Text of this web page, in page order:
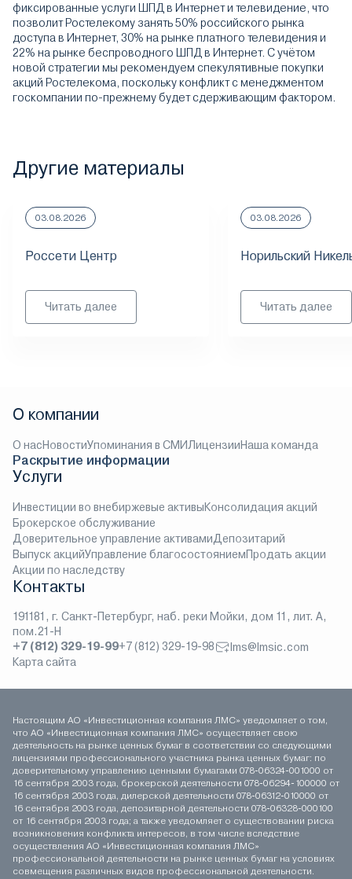
фиксированные услуги ШПД в Интернет и телевидение, что
позволит Ростелекому занять 50% российского рынка
доступа в Интернет, 30% на рынке платного телевидения и
22% на рынке беспроводного ШПД в Интернет. С учётом
новой стратегии мы рекомендуем спекулятивные покупки
акций Ростелекома, поскольку конфликт с менеджментом
госкомпании по-прежнему будет сдерживающим фактором.
Другие материалы
03.08.2026
Россети Центр
Читать далее
03.08.2026
Норильский
Читать далее
О компании
О насНовостиУпоминания в СМИЛицензииНаша команда
Раскрытие информации
Услуги
Инвестиции во внебиржевые активыКонсолидация акций
Брокерское обслуживание
Доверительное управление активамиДепозитарий
Выпуск акцийУправление благосостояниемПродать акции
Акции по наследству
Контакты
191181, г. Санкт-Петербург, наб. реки Мойки, дом 11, лит. А,
пом.21-Н
+7 (812) 329-19-99+7 (812) 329-19-98
lms@lmsic.com
Карта сайта
Настоящим АО «Инвестиционная компания ЛМС» уведомляет о том,
что АО «Инвестиционная компания ЛМС» осуществляет свою
деятельность на рынке ценных бумаг в соответствии со следующими
лицензиями профессионального участника рынка ценных бумаг: по
доверительному управлению ценными бумагами 078-06324-001000 от
16 сентября 2003 года, брокерской деятельности 078-06294-100000 от
16 сентября 2003 года, дилерской деятельности 078-06312-010000 от
16 сентября 2003 года, депозитарной деятельности 078-06328-000100
от 16 сентября 2003 года; а также уведомляет о существовании риска
возникновения конфликта интересов, в том числе вследствие
осуществления АО «Инвестиционная компания ЛМС»
профессиональной деятельности на рынке ценных бумаг на условиях
совмещения различных видов профессиональной деятельности.